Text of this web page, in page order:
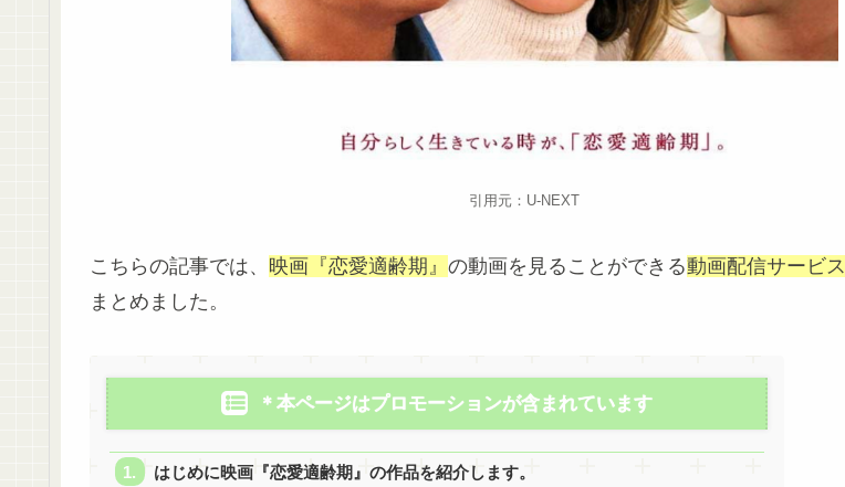
引用元：U-NEXT
こちらの記事では、 映画『恋愛適齢期』 の動画を見ることができる動画配信サービス
まとめました。
＊本ページはプロモーションが含まれています
はじめに映画『恋愛適齢期』の作品を紹介します。